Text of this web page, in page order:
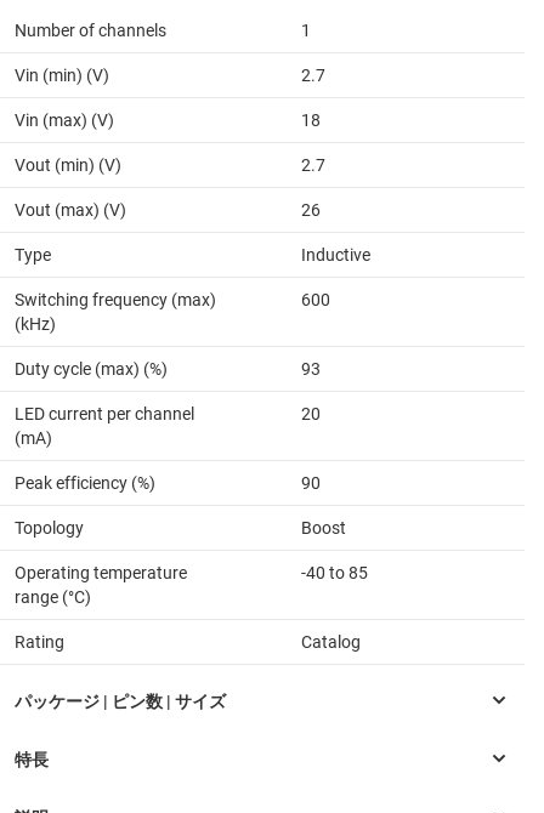
Number of channels 1
Vin (min) (V) 2.7
Vin (max) (V) 18
Vout (min) (V) 2.7
Vout (max) (V) 26
Type Inductive
Switching frequency (max)
(kHz)
600
Duty cycle (max) (%) 93
LED current per channel
(mA)
20
Peak efficiency (%) 90
Topology Boost
Operating temperature
range (°C)
-40 to 85
Rating Catalog